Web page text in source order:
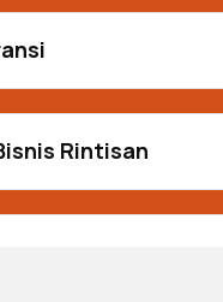
Rintisan